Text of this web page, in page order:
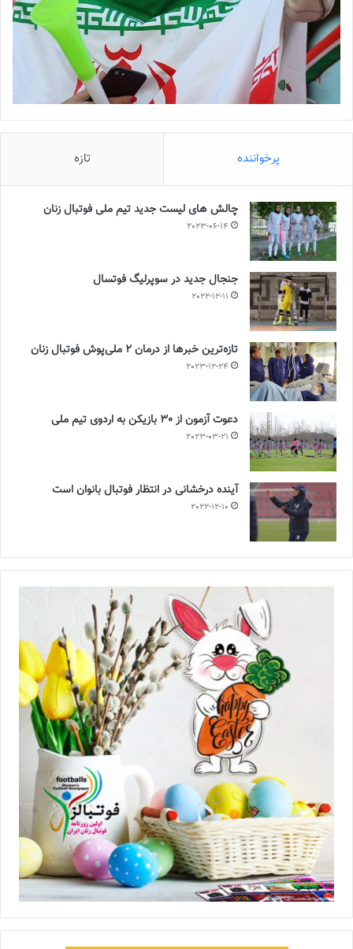
پرخواننده تازه
چالش هاى ليست جدید تيم ملى فوتبال زنان
2023-06-14
جنجال جدید در سوپرلیگ فوتسال
2022-12-11
تازه‌ترین خبرها از درمان ۲ ملی‌پوش فوتبال زنان
2023-12-24
دعوت آزمون از 30 بازیکن به اردوی تیم ملی
2023-03-21
آینده درخشانی در انتظار فوتبال بانوان است
2022-12-10